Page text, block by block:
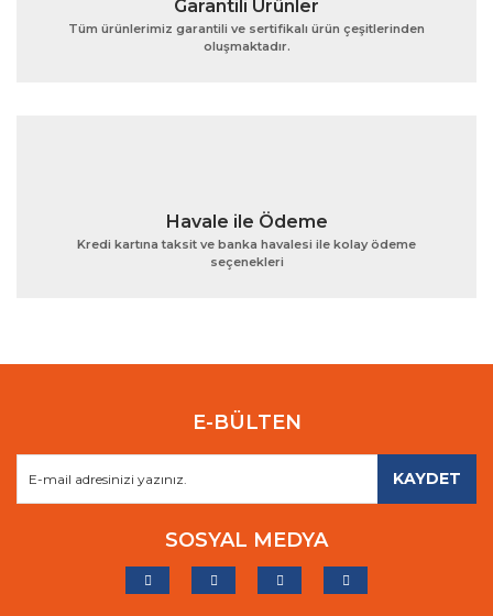
Gönder
Garantili Ürünler
Tüm ürünlerimiz garantili ve sertifikalı ürün çeşitlerinden
oluşmaktadır.
Havale ile Ödeme
Kredi kartına taksit ve banka havalesi ile kolay ödeme
seçenekleri
E-BÜLTEN
KAYDET
SOSYAL MEDYA